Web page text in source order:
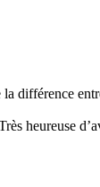
la dif­fé­rence
heu­reuse